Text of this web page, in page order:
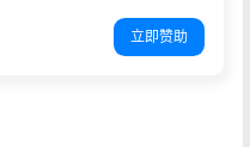
级排序，新创客13星申请
立即赞助